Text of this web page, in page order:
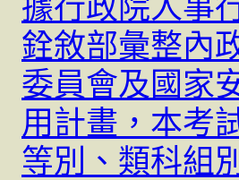
銓敘部彙整內
委員會及國家
用計畫，本考
等別、類科組